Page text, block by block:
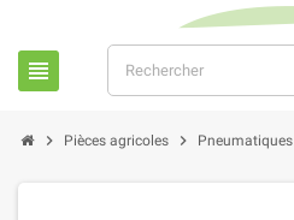
view_headline
chevron_right Pièces agricoles chevron_right Pneumatiques